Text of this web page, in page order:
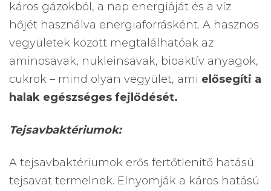
káros gázokból, a nap energiáját és a víz
hőjét használva energiaforrásként. A hasznos
vegyületek között megtalálhatóak az
aminosavak, nukleinsavak, bioaktív anyagok,
cukrok – mind olyan vegyület, ami elősegíti a
halak egészséges fejlődését.
Tejsavbaktériumok:
A tejsavbaktériumok erős fertőtlenítő hatású
tejsavat termelnek. Elnyomják a káros hatású